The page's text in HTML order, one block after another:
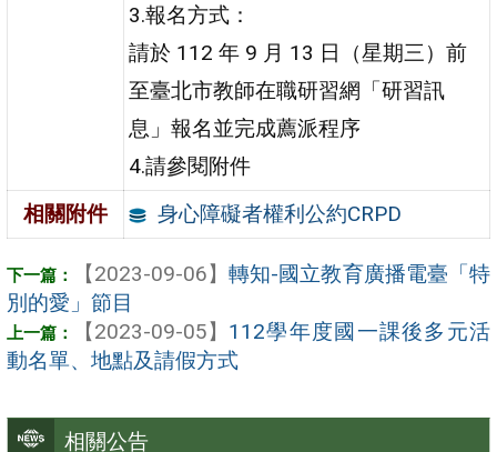
相關公告
3.報名方式：
請於 112 年 9 月 13 日（星期三）前
至臺北市教師在職研習網「研習訊
息」報名並完成薦派程序
4.請參閱附件
相關附件
身心障礙者權利公約CRPD
【2023-09-06】 轉知-國立教育廣播電臺「特
別的愛」節目
【2023-09-05】 112學年度國一課後多元活
動名單、地點及請假方式